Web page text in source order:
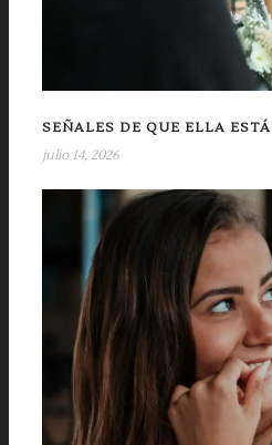
SEÑALES DE QUE ELLA
julio 14, 2026